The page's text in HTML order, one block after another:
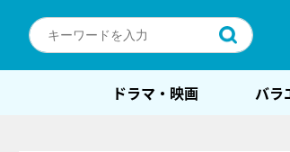
ドラマ・映画 バラ